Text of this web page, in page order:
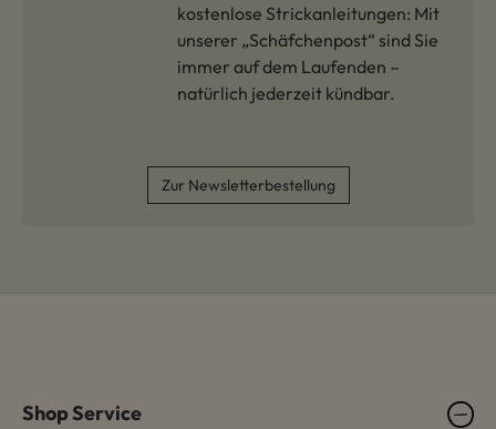
kostenlose Strickanleitungen: Mit
unserer „Schäfchenpost“ sind Sie
immer auf dem Laufenden –
natürlich jederzeit kündbar.
Zur Newsletterbestellung
Shop Service